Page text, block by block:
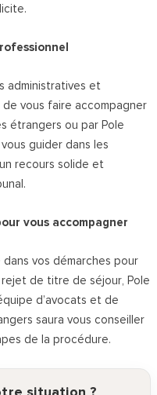
administratives et
vous faire accompagner
étrangers ou par Pole
guider dans les
recours solide et
vous accompagner
vos démarches pour
de titre de séjour, Pole
d’avocats et de
saura vous conseiller
de la procédure.